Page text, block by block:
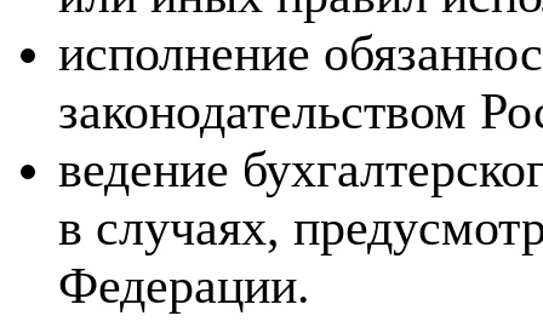
исполнение
законодательством
ведение
в случаях,
Федерации.